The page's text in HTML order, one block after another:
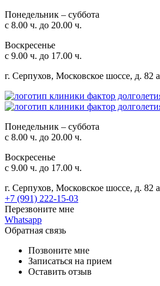
Понедельник – суббота
с 8.00 ч. до 20.00 ч.
Воскресенье
с 9.00 ч. до 17.00 ч.
г. Серпухов, Московское шоссе, д. 82 а
Понедельник – суббота
с 8.00 ч. до 20.00 ч.
Воскресенье
с 9.00 ч. до 17.00 ч.
г. Серпухов, Московское шоссе, д. 82 а
+7 (991) 222-15-03
Перезвоните мне
Whatsapp
Обратная связь
Позвоните мне
Записаться на прием
Оставить отзыв